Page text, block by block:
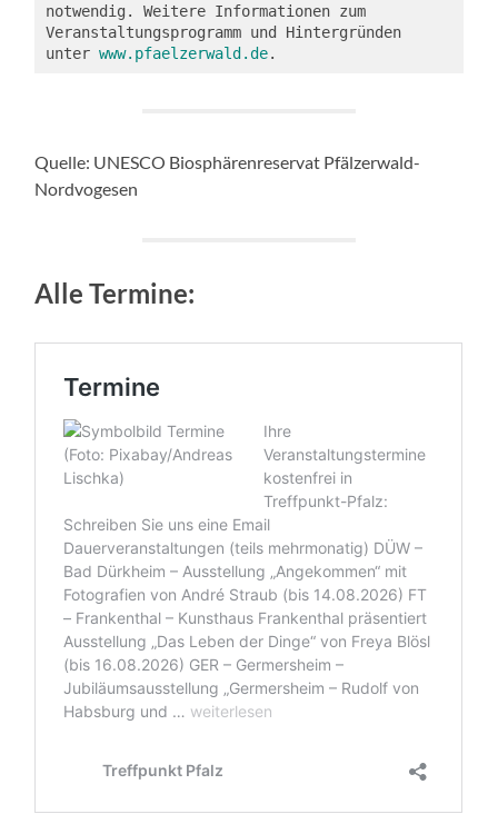
notwendig. Weitere Informationen zum
Veranstaltungsprogramm und Hintergründen
unter www.pfaelzerwald.de.
Quelle: UNESCO Biosphärenreservat Pfälzerwald-
Nordvogesen
Alle Termine: